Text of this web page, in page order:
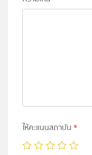
ให้คะแนนสถาบัน *